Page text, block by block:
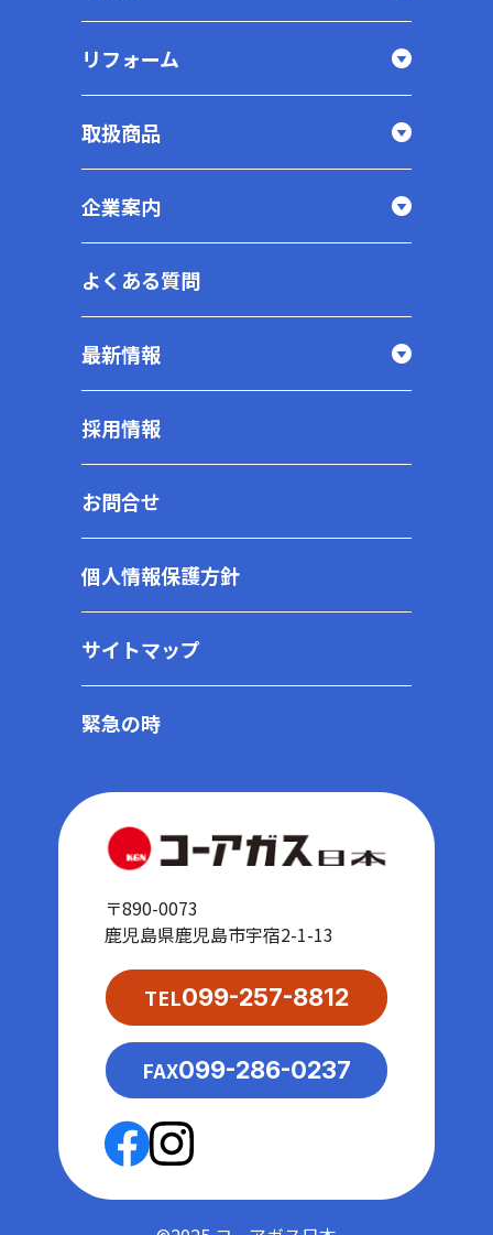
リフォーム
取扱商品
企業案内
よくある質問
最新情報
採用情報
お問合せ
個人情報保護方針
サイトマップ
緊急の時
〒890-0073
鹿児島県鹿児島市宇宿2-1-13
TEL099-257-8812
FAX099-286-0237